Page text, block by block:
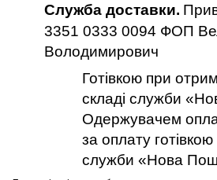
Служба доставки.
3351 0333 0094 ФОП
Володимирович
Готівкою при
складі служби
Одержувачем
за оплату
служби «Нова